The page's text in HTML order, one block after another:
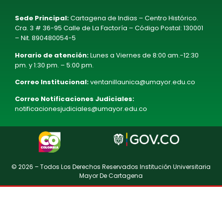
Sede Principal:Cartagena de Indias – Centro Histórico.
Cra. 3 # 36-95 Calle de La Factoría – Código Postal: 130001
– Nit. 890480054-5
Horario de atención:Lunes a Viernes de 8:00 am.-12:30
pm. y 1:30 pm. – 5:00 pm.
Correo Institucional:ventanillaunica@umayor.edu.co
Correo Notificaciones Judiciales:
notificacionesjudiciales@umayor.edu.co
© 2026 – Todos Los Derechos Reservados Institución Universitaria
Mayor De Cartagena